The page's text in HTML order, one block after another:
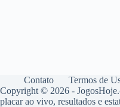
Contato Termos de
Copyright © 2026 -
placar ao vivo, resultados e